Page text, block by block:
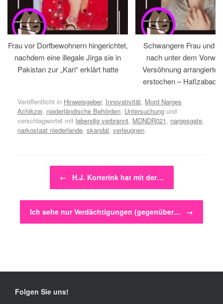
Frau vor Dorfbewohnern hingerichtet,
nachdem eine illegale Jirga sie in
Pakistan zur „Kari“ erklärt hatte
Schwangere Frau und
nach unter dem
Versöhnung
erstochen – Hafizabad,
Veröffentlicht in Hinweisgeber, Innovativität, Mord Narges
Achikzei, niederländische Behörden, Untersuchung und
verschlagwortet mit lebendig verbrannt, MDNDR021, nargesgate,
narkostaat niederlande, skandal, verleugnen.
← H.J. Korterink hat mit der…
Ich sehe nur Verdächtigungen (gegenüber… →
Folgen Sie uns!